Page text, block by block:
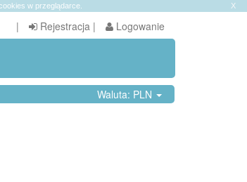
X
w przeglądarce.
| Rejestracja | Logowanie
Waluta: PLN